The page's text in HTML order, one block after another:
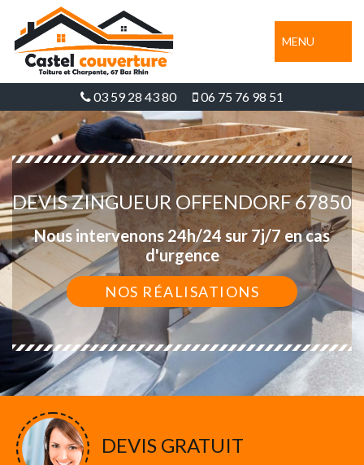
MENU
03 59 28 43 80 06 75 76 98 51
DEVIS ZINGUEUR OFFENDORF 67850
Nous intervenons 24h/24 sur 7j/7 en cas
d'urgence
NOS RÉALISATIONS
DEVIS GRATUIT